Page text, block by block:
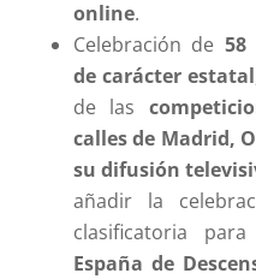
online.
Celebración de 58
de carácter estatal
de las
calles de Madrid,
su difusión
añadir la
clasificatoria
España de